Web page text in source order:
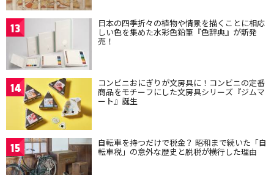
13 日本の四季折々の植物や情景を描くことに相応
しい色を集めた水彩色鉛筆『色辞典』が新発
売！
14 コンビニおにぎりが文房具に！コンビニの定番
商品をモチーフにした文房具シリーズ『ジムマ
ート』誕生
15 自転車を持つだけで税金？ 昭和まで続いた「自
転車税」の意外な歴史と脱税が横行した理由